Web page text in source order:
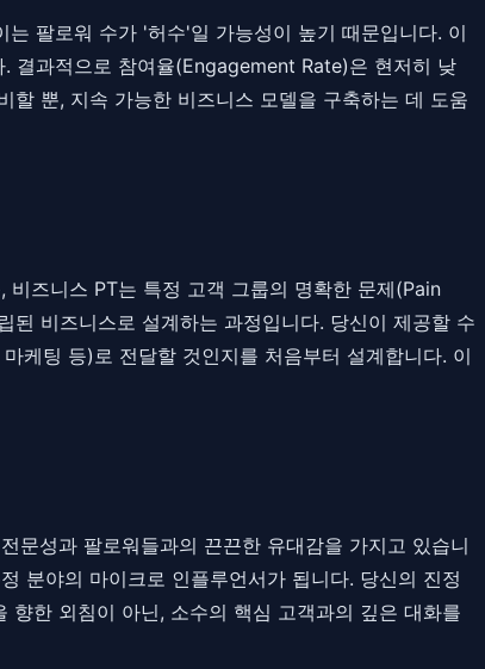
팔로워 수가 '허수'일 가능성이 높기 때문입니다. 이
결과적으로 참여율(Engagement Rate)은 현저히 낮
뿐, 지속 가능한 비즈니스 모델을 구축하는 데 도움
즈니스 PT는 특정 고객 그룹의 명확한 문제(Pain
비즈니스로 설계하는 과정입니다. 당신이 제공할 수
케팅 등)로 전달할 것인지를 처음부터 설계합니다. 이
문성과 팔로워들과의 끈끈한 유대감을 가지고 있습니
분야의 마이크로 인플루언서가 됩니다. 당신의 진정
한 외침이 아닌, 소수의 핵심 고객과의 깊은 대화를